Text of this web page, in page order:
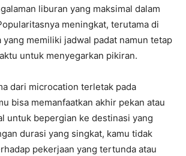
liburan yang maksimal dalam
meningkat, terutama di
yang memiliki jadwal padat namun tetap
untuk menyegarkan pikiran.
dari microcation terletak pada
bisa memanfaatkan akhir pekan atau
untuk bepergian ke destinasi yang
durasi yang singkat, kamu tidak
pekerjaan yang tertunda atau